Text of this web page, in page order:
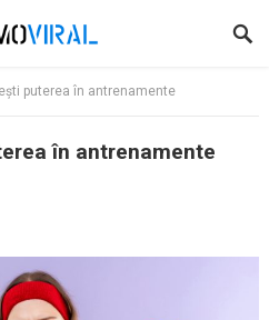
puterea în antrenamente
în antrenamente